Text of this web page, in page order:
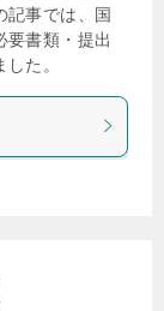
記事では、国
要書類・提出
た。